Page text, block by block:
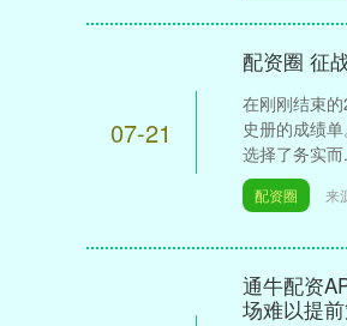
07-21
配资圈 征
在刚刚结束
史册的成绩
选择了务实而
配资圈 来
通牛配资
场难以提